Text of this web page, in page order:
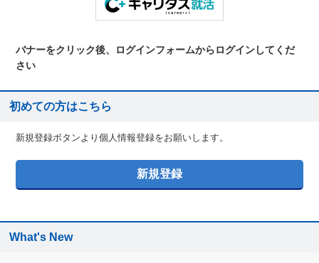
バナーをクリック後、ログインフォームからログインしてくだ
さい
初めての方はこちら
新規登録ボタンより個人情報登録をお願いします。
What's New